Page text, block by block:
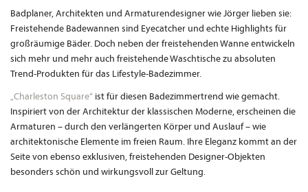
Badplaner, Architekten und Armaturendesigner wie Jörger lieben sie:
Freistehende Badewannen sind Eyecatcher und echte Highlights für
großräumige Bäder. Doch neben der freistehenden Wanne entwickeln
sich mehr und mehr auch freistehende Waschtische zu absoluten
Trend-Produkten für das Lifestyle-Badezimmer.
„Charleston Square“ ist für diesen Badezimmertrend wie gemacht.
Inspiriert von der Architektur der klassischen Moderne, erscheinen die
Armaturen – durch den verlängerten Körper und Auslauf – wie
architektonische Elemente im freien Raum. Ihre Eleganz kommt an der
Seite von ebenso exklusiven, freistehenden Designer-Objekten
besonders schön und wirkungsvoll zur Geltung.